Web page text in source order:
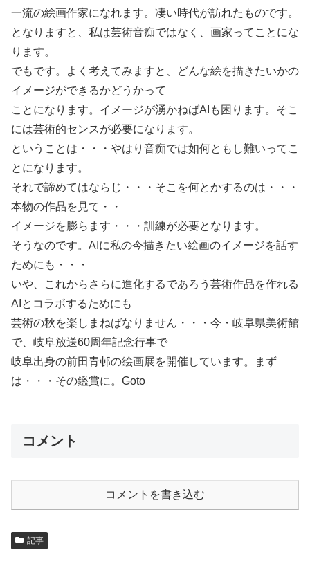
一流の絵画作家になれます。凄い時代が訪れたものです。
となりますと、私は芸術音痴ではなく、画家ってことにな
ります。
でもです。よく考えてみますと、どんな絵を描きたいかの
イメージができるかどうかって
ことになります。イメージが湧かねばAIも困ります。そこ
には芸術的センスが必要になります。
ということは・・・やはり音痴では如何ともし難いってこ
とになります。
それで諦めてはならじ・・・そこを何とかするのは・・・
本物の作品を見て・・
イメージを膨らます・・・訓練が必要となります。
そうなのです。AIに私の今描きたい絵画のイメージを話す
ためにも・・・
いや、これからさらに進化するであろう芸術作品を作れる
AIとコラボするためにも
芸術の秋を楽しまねばなりません・・・今・岐阜県美術館
で、岐阜放送60周年記念行事で
岐阜出身の前田青邨の絵画展を開催しています。まず
は・・・その鑑賞に。Goto
コメント
コメントを書き込む
記事